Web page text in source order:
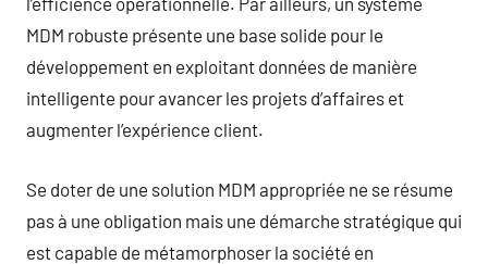
MDM robuste présente une base solide pour le
développement en exploitant données de manière
intelligente pour avancer les projets d’affaires et
augmenter l’expérience client.
Se doter de une solution MDM appropriée ne se résume
pas à une obligation mais une démarche stratégique qui
est capable de métamorphoser la société en